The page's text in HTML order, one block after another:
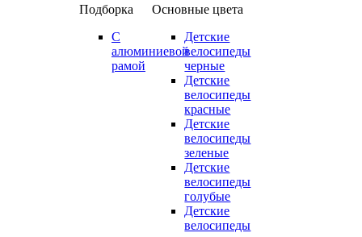
Подборка
С
алюминиевой
рамой
Основные цвета
Детские
велосипеды
черные
Детские
велосипеды
красные
Детские
велосипеды
зеленые
Детские
велосипеды
голубые
Детские
велосипеды